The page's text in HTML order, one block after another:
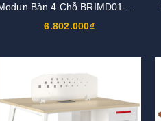
6.802.000₫